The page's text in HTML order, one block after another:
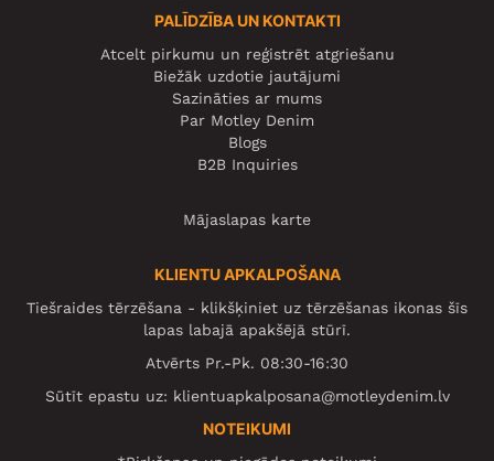
PALĪDZĪBA UN KONTAKTI
Atcelt pirkumu un reģistrēt atgriešanu
Biežāk uzdotie jautājumi
Sazināties ar mums
Par Motley Denim
Blogs
B2B Inquiries
Mājaslapas karte
KLIENTU APKALPOŠANA
Tiešraides tērzēšana - klikšķiniet uz tērzēšanas ikonas šīs
lapas labajā apakšējā stūrī.
Atvērts Pr.-Pk. 08:30-16:30
Sūtīt epastu uz: klientuapkalposana@motleydenim.lv
NOTEIKUMI